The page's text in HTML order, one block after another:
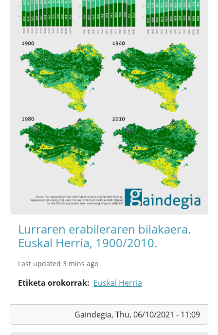
Lurraren erabileraren bilakaera.
Euskal Herria, 1900/2010.
Last updated 3 mins ago
Etiketa orokorrak Euskal Herria
Gaindegia, Thu, 06/10/2021 - 11:09